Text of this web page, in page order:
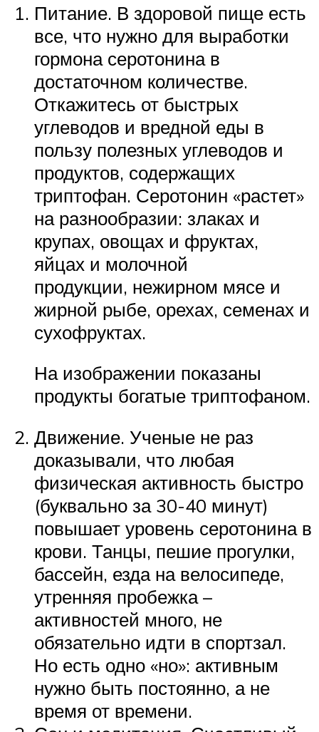
Питание. В здоровой пище есть
все, что нужно для выработки
гормона серотонина в
достаточном количестве.
Откажитесь от быстрых
углеводов и вредной еды в
пользу полезных углеводов и
продуктов, содержащих
триптофан. Серотонин «растет»
на разнообразии: злаках и
крупах, овощах и фруктах,
яйцах и молочной
продукции, нежирном мясе и
жирной рыбе, орехах, семенах и
сухофруктах.
На изображении показаны
продукты богатые триптофаном.
Движение. Ученые не раз
доказывали, что любая
физическая активность быстро
(буквально за 30-40 минут)
повышает уровень серотонина в
крови. Танцы, пешие прогулки,
бассейн, езда на велосипеде,
утренняя пробежка –
активностей много, не
обязательно идти в спортзал.
Но есть одно «но»: активным
нужно быть постоянно, а не
время от времени.